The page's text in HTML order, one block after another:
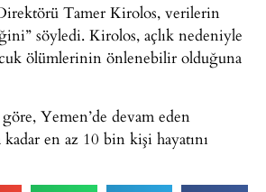
Tamer Kirolos, verilerin
söyledi. Kirolos, açlık nedeniyle
ölümlerinin önlenebilir olduğuna
Yemen’de devam eden
kadar en az 10 bin kişi hayatını